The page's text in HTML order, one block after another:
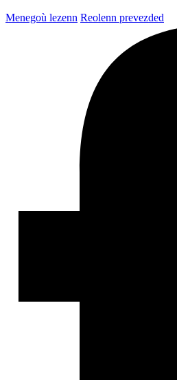
Menegoù lezenn Reolenn prevezded